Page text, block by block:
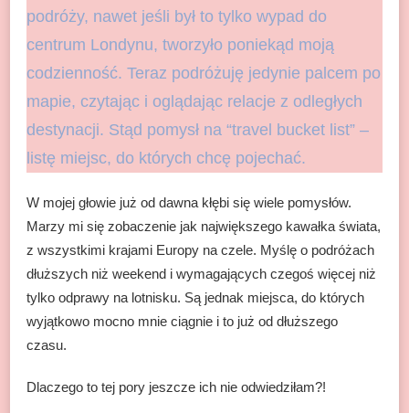
podróży, nawet jeśli był to tylko wypad do
centrum Londynu, tworzyło poniekąd moją
codzienność. Teraz podróżuję jedynie palcem po
mapie, czytając i oglądając relacje z odległych
destynacji. Stąd pomysł na “travel bucket list” –
listę miejsc, do których chcę pojechać.
W mojej głowie już od dawna kłębi się wiele pomysłów.
Marzy mi się zobaczenie jak największego kawałka świata,
z wszystkimi krajami Europy na czele. Myślę o podróżach
dłuższych niż weekend i wymagających czegoś więcej niż
tylko odprawy na lotnisku. Są jednak miejsca, do których
wyjątkowo mocno mnie ciągnie i to już od dłuższego
czasu.
Dlaczego to tej pory jeszcze ich nie odwiedziłam?!